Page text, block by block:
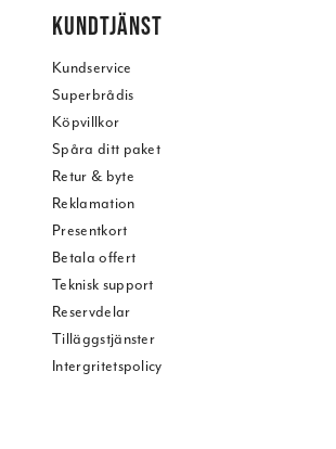
KUNDTJÄNST
Kundservice
Superbrådis
Köpvillkor
Spåra ditt paket
Retur & byte
Reklamation
Presentkort
Betala offert
Teknisk support
Reservdelar
Tilläggstjänster
Intergritetspolicy